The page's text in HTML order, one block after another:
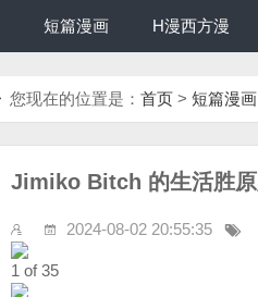
短篇漫画 H漫西方漫
您现在的位置是： 首页 > 短篇漫画
Jimiko Bitch 的生活胜
2024-08-02 20:55:35
1 of 35